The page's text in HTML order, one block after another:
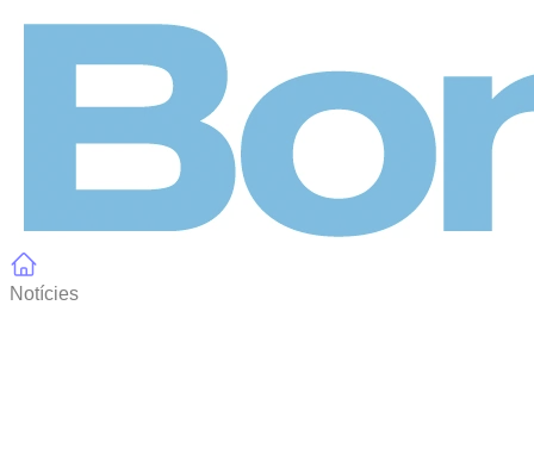
Notícies